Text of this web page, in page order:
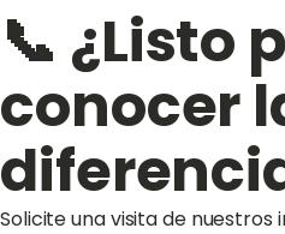
📞 ¿Listo
conocer
Solicite una visita de nuestros